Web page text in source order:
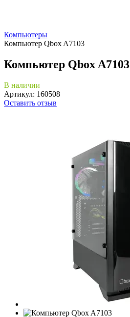
Компьютеры
Компьютер Qbox A7103
Компьютер Qbox A7103
В наличии
Артикул: 160508
Оставить отзыв